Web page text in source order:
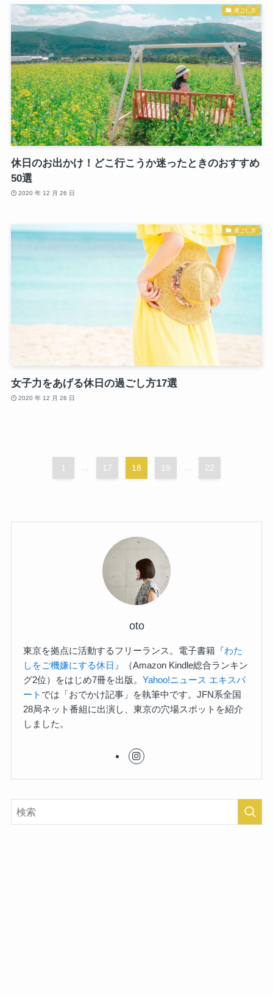
過ごし方
休日のお出かけ！どこ行こうか迷ったときのおすすめ
50選
2020 年 12 月 26 日
過ごし方
女子力をあげる休日の過ごし方17選
2020 年 12 月 26 日
1 17 18 19 22
oto
東京を拠点に活動するフリーランス。電子書籍 『わた
しをご機嫌にする休日』
（Amazon Kindle総合ランキン
グ2位）をはじめ7冊を出版。Yahoo!ニュース エキスパ
ート では「おでかけ記事」を執筆中です。JFN系全国
28局ネット番組に出演し、東京の穴場スポットを紹介
しました。